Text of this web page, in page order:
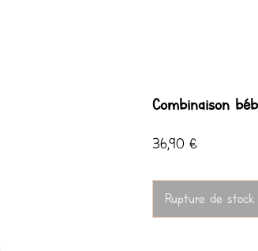
Combinaison
36,90 €Prix
Rupture de stock